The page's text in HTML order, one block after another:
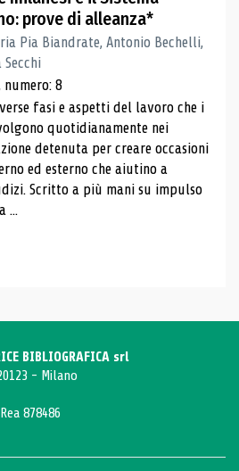
prove di alleanza*
Pia Biandrate, Antonio Bechelli,
numero: 8
fasi e aspetti del lavoro che i
quotidianamente nei
detenuta per creare occasioni
ed esterno che aiutino a
Scritto a più mani su impulso
...
BIBLIOGRAFICA srl
- Milano
878486